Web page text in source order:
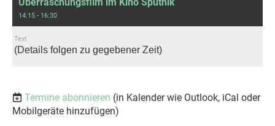
14:15 - 16:30
Text
(Details folgen zu gegebener Zeit)
Termine abonnieren (in Kalender wie Outlook, iCal oder
Mobilgeräte hinzufügen)